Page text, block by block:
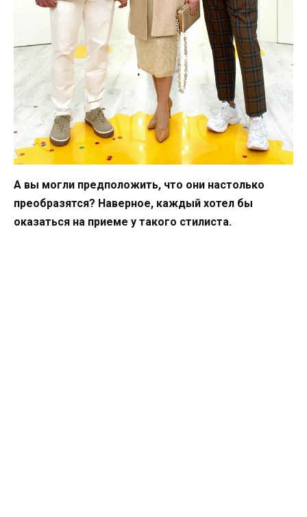
А вы могли предположить, что они настолько
преобразятся? Наверное, каждый хотел бы
оказаться на приеме у такого стилиста.